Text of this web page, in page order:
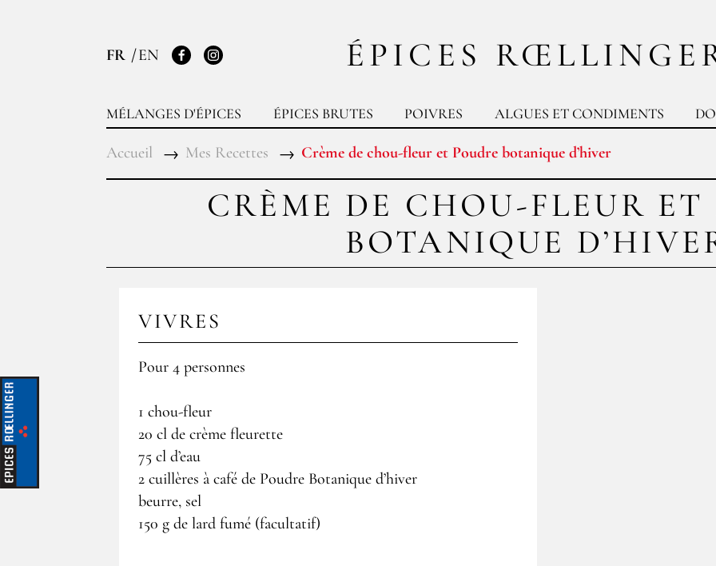
ÉPICES
FR EN
FacebookInstagram
MÉLANGES D'ÉPICES ÉPICES BRUTES POIVRES ALGUES ET CONDIMENTS
Accueil Mes Recettes Crème de chou-fleur et Poudre botanique d’hiver
CRÈME DE CHOU-FLEUR ET
BOTANIQUE
VIVRES
Pour 4 personnes
1 chou-fleur
20 cl de crème fleurette
75 cl d’eau
2 cuillères à café de Poudre Botanique d’hiver
beurre, sel
150 g de lard fumé (facultatif)